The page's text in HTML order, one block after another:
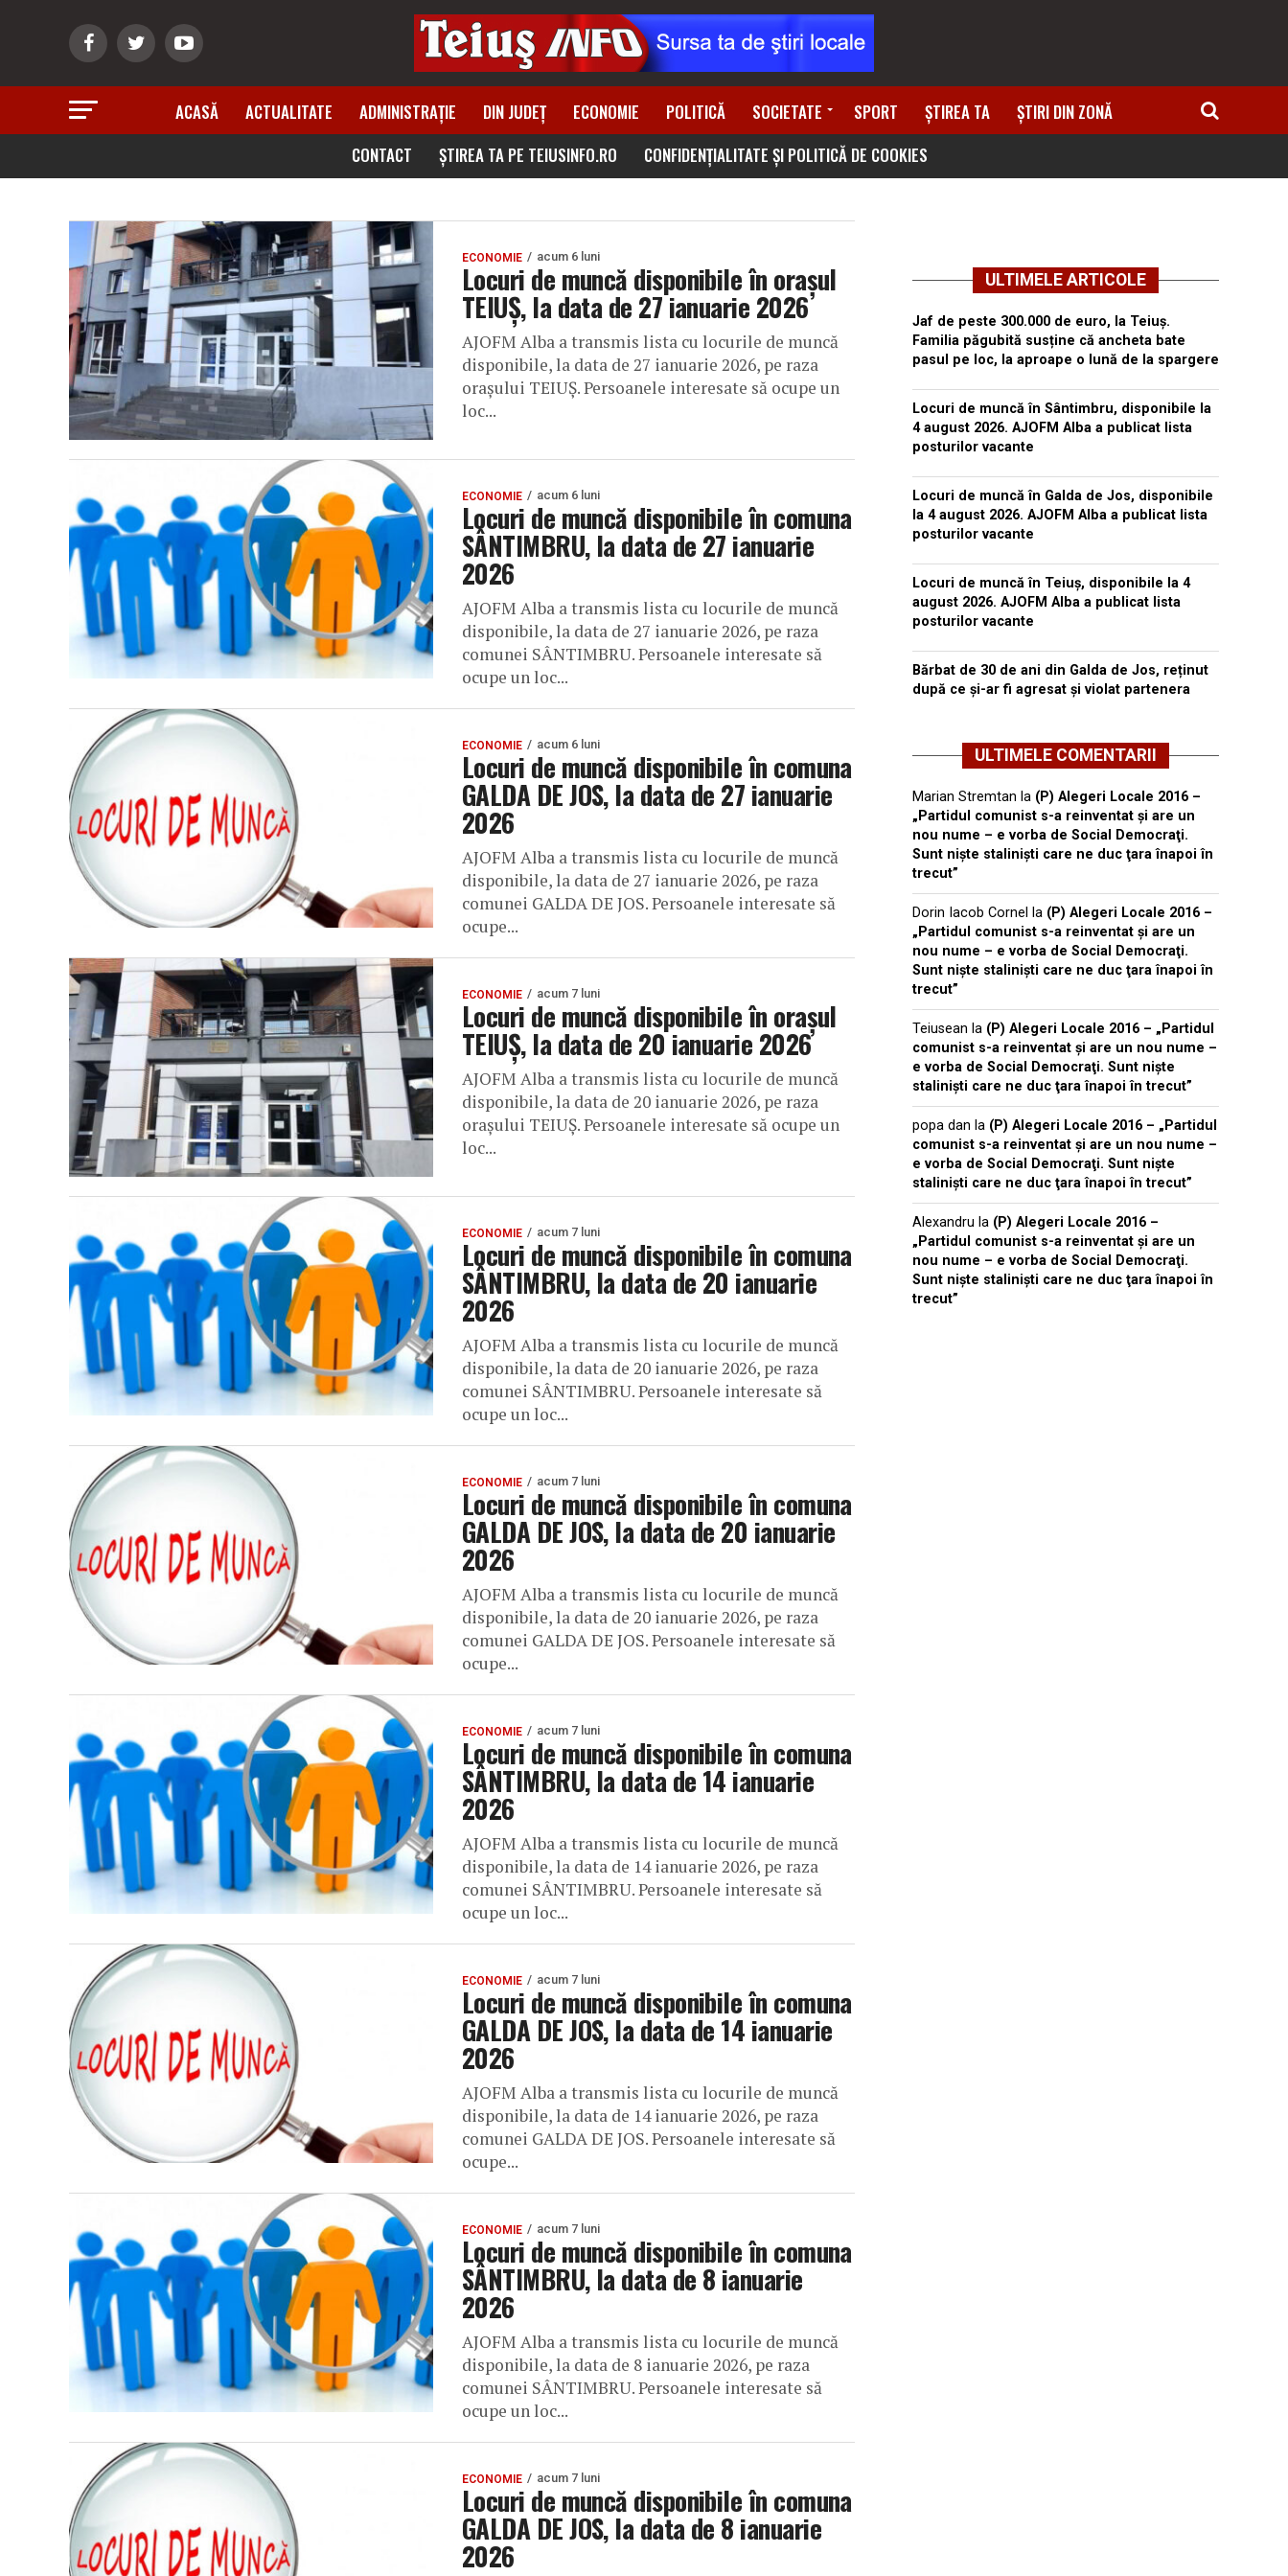
ACASĂ ACTUALITATE ADMINISTRAȚIE DIN JUDEȚ ECONOMIE POLITICĂ SOCIETATE SPORT ȘTIREA TA
ȘTIRI DIN ZONĂ
CONTACT
ȘTIREA TA PE TEIUSINFO.RO CONFIDENȚIALITATE ȘI POLITICĂ DE COOKIES
ECONOMIE acum 6 luni
Locuri de muncă disponibile în orașul
TEIUȘ, la data de 27 ianuarie 2026
AJOFM Alba a transmis lista cu locurile de muncă
disponibile, la data de 27 ianuarie 2026, pe raza
orașului TEIUȘ. Persoanele interesate să ocupe un
loc...
ECONOMIE acum 6 luni
Locuri de muncă disponibile în comuna
SÂNTIMBRU, la data de 27 ianuarie
2026
AJOFM Alba a transmis lista cu locurile de muncă
disponibile, la data de 27 ianuarie 2026, pe raza
comunei SÂNTIMBRU. Persoanele interesate să
ocupe un loc...
ECONOMIE acum 6 luni
Locuri de muncă disponibile în comuna
GALDA DE JOS, la data de 27 ianuarie
2026
AJOFM Alba a transmis lista cu locurile de muncă
disponibile, la data de 27 ianuarie 2026, pe raza
comunei GALDA DE JOS. Persoanele interesate să
ocupe...
ECONOMIE acum 7 luni
Locuri de muncă disponibile în orașul
TEIUȘ, la data de 20 ianuarie 2026
AJOFM Alba a transmis lista cu locurile de muncă
disponibile, la data de 20 ianuarie 2026, pe raza
orașului TEIUȘ. Persoanele interesate să ocupe un
loc...
ECONOMIE acum 7 luni
Locuri de muncă disponibile în comuna
SÂNTIMBRU, la data de 20 ianuarie
2026
AJOFM Alba a transmis lista cu locurile de muncă
disponibile, la data de 20 ianuarie 2026, pe raza
comunei SÂNTIMBRU. Persoanele interesate să
ocupe un loc...
ECONOMIE acum 7 luni
Locuri de muncă disponibile în comuna
GALDA DE JOS, la data de 20 ianuarie
2026
AJOFM Alba a transmis lista cu locurile de muncă
disponibile, la data de 20 ianuarie 2026, pe raza
comunei GALDA DE JOS. Persoanele interesate să
ocupe...
ECONOMIE acum 7 luni
Locuri de muncă disponibile în comuna
SÂNTIMBRU, la data de 14 ianuarie
2026
AJOFM Alba a transmis lista cu locurile de muncă
disponibile, la data de 14 ianuarie 2026, pe raza
comunei SÂNTIMBRU. Persoanele interesate să
ocupe un loc...
ECONOMIE acum 7 luni
Locuri de muncă disponibile în comuna
GALDA DE JOS, la data de 14 ianuarie
2026
AJOFM Alba a transmis lista cu locurile de muncă
disponibile, la data de 14 ianuarie 2026, pe raza
comunei GALDA DE JOS. Persoanele interesate să
ocupe...
ECONOMIE acum 7 luni
Locuri de muncă disponibile în comuna
SÂNTIMBRU, la data de 8 ianuarie
2026
AJOFM Alba a transmis lista cu locurile de muncă
disponibile, la data de 8 ianuarie 2026, pe raza
comunei SÂNTIMBRU. Persoanele interesate să
ocupe un loc...
ECONOMIE acum 7 luni
Locuri de muncă disponibile în comuna
GALDA DE JOS, la data de 8 ianuarie
2026
ULTIMELE ARTICOLE
Jaf de peste 300.000 de euro, la Teiuș.
Familia păgubită susține că ancheta bate
pasul pe loc, la aproape o lună de la spargere
Locuri de muncă în Sântimbru, disponibile la
4 august 2026. AJOFM Alba a publicat lista
posturilor vacante
Locuri de muncă în Galda de Jos, disponibile
la 4 august 2026. AJOFM Alba a publicat lista
posturilor vacante
Locuri de muncă în Teiuș, disponibile la 4
august 2026. AJOFM Alba a publicat lista
posturilor vacante
Bărbat de 30 de ani din Galda de Jos, reținut
după ce și-ar fi agresat și violat partenera
ULTIMELE COMENTARII
Marian Stremtan la (P) Alegeri Locale 2016 –
„Partidul comunist s-a reinventat şi are un
nou nume – e vorba de Social Democraţi.
Sunt nişte stalinişti care ne duc ţara înapoi în
trecut”
Dorin Iacob Cornel la (P) Alegeri Locale 2016 –
„Partidul comunist s-a reinventat şi are un
nou nume – e vorba de Social Democraţi.
Sunt nişte stalinişti care ne duc ţara înapoi în
trecut”
Teiusean la (P) Alegeri Locale 2016 – „Partidul
comunist s-a reinventat şi are un nou nume –
e vorba de Social Democraţi. Sunt nişte
stalinişti care ne duc ţara înapoi în trecut”
popa dan la (P) Alegeri Locale 2016 – „Partidul
comunist s-a reinventat şi are un nou nume –
e vorba de Social Democraţi. Sunt nişte
stalinişti care ne duc ţara înapoi în trecut”
Alexandru la (P) Alegeri Locale 2016 –
„Partidul comunist s-a reinventat şi are un
nou nume – e vorba de Social Democraţi.
Sunt nişte stalinişti care ne duc ţara înapoi în
trecut”